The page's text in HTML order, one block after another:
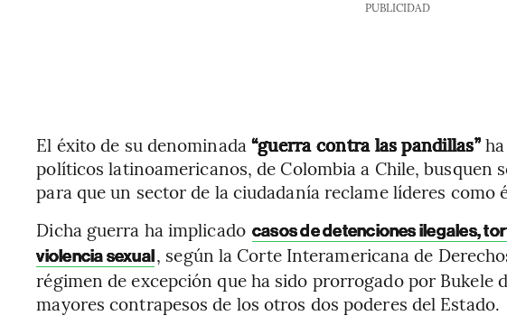
PUBLICIDAD
El éxito de su denominada “guerra contra las pandillas”ha
políticos latinoamericanos, de Colombia a Chile, busquen
para que un sector de la ciudadanía reclame líderes como
Dicha guerra ha implicado casos de detenciones ilegales,
violencia sexual, según la Corte Interamericana de
régimen de excepción que ha sido prorrogado por Bukele
mayores contrapesos de los otros dos poderes del Estado.